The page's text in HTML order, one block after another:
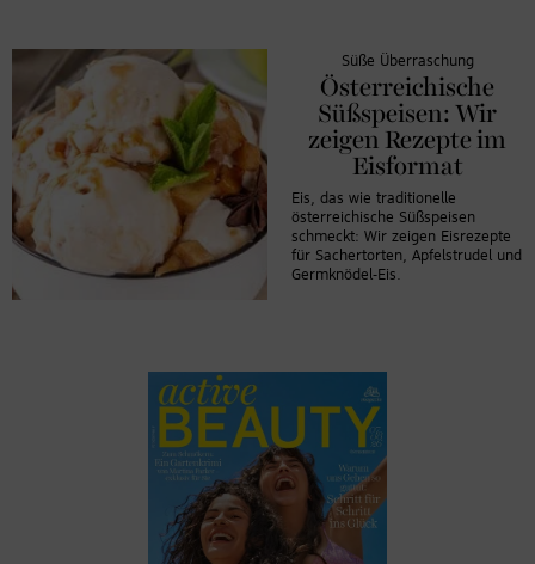
Süße Überraschung
Österreichische
Süßspeisen: Wir
zeigen Rezepte im
Eisformat
Eis, das wie traditionelle
österreichische Süßspeisen
schmeckt: Wir zeigen Eisrezepte
für Sachertorten, Apfelstrudel und
Germknödel-Eis.